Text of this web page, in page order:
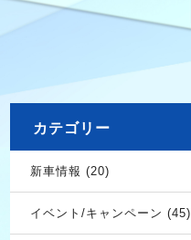
カテゴリー
新車情報 (20)
イベント/キャンペーン (45)